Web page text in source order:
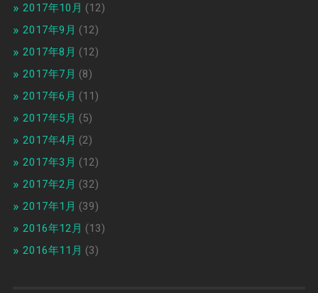
2017年10月 (12)
2017年9月 (12)
2017年8月 (12)
2017年7月 (8)
2017年6月 (11)
2017年5月 (5)
2017年4月 (2)
2017年3月 (12)
2017年2月 (32)
2017年1月 (39)
2016年12月 (13)
2016年11月 (3)